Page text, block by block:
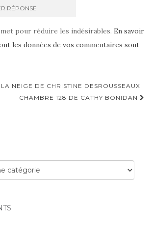
pour réduire les indésirables. En savoir
les données de vos commentaires sont
NEIGE DE CHRISTINE DESROUSSEAUX
CHAMBRE 128 DE CATHY BONIDAN